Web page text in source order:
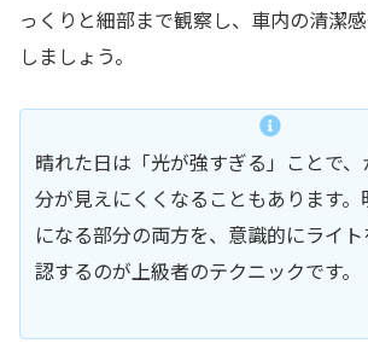
っくりと細部まで観察し、車内の清潔
しましょう。
晴れた日は「光が強すぎる」ことで
分が見えにくくなることもあります
になる部分の両方を、意識的にライ
認するのが上級者のテクニックです。